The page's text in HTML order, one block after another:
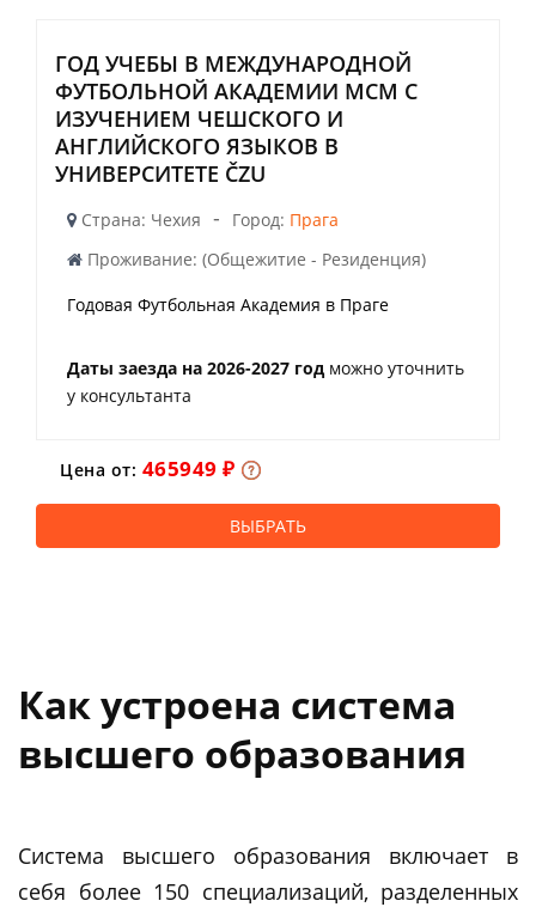
ГОД УЧЕБЫ В МЕЖДУНАРОДНОЙ
ФУТБОЛЬНОЙ АКАДЕМИИ МСМ С
ИЗУЧЕНИЕМ ЧЕШСКОГО И
АНГЛИЙСКОГО ЯЗЫКОВ В
УНИВЕРСИТЕТЕ ČZU
Страна: Чехия - Город: Прага
Проживание: (Общежитие - Резиденция)
Годовая Футбольная Академия в Праге
Даты заезда на 2026-2027 год можно уточнить
у консультанта
Цена от: 465949 ₽
ВЫБРАТЬ
Как устроена система
высшего образования
Система высшего образования включает в
себя более 150 специализаций, разделенных